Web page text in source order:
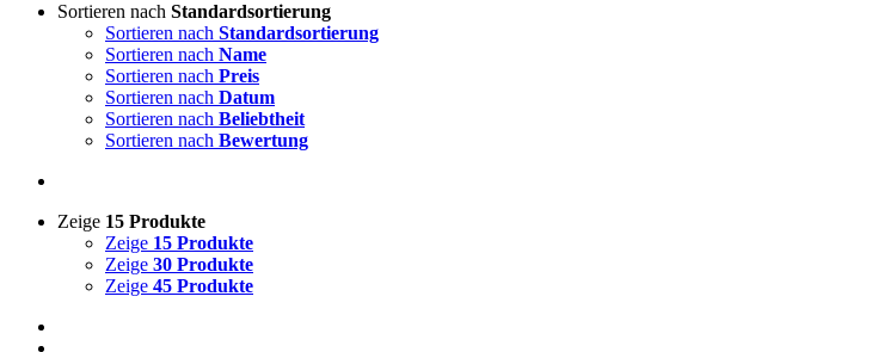
Sortieren nach Standardsortierung
Sortieren nach Standardsortierung
Sortieren nach Name
Sortieren nach Preis
Sortieren nach Datum
Sortieren nach Beliebtheit
Sortieren nach Bewertung
Zeige 15 Produkte
Zeige 15 Produkte
Zeige 30 Produkte
Zeige 45 Produkte